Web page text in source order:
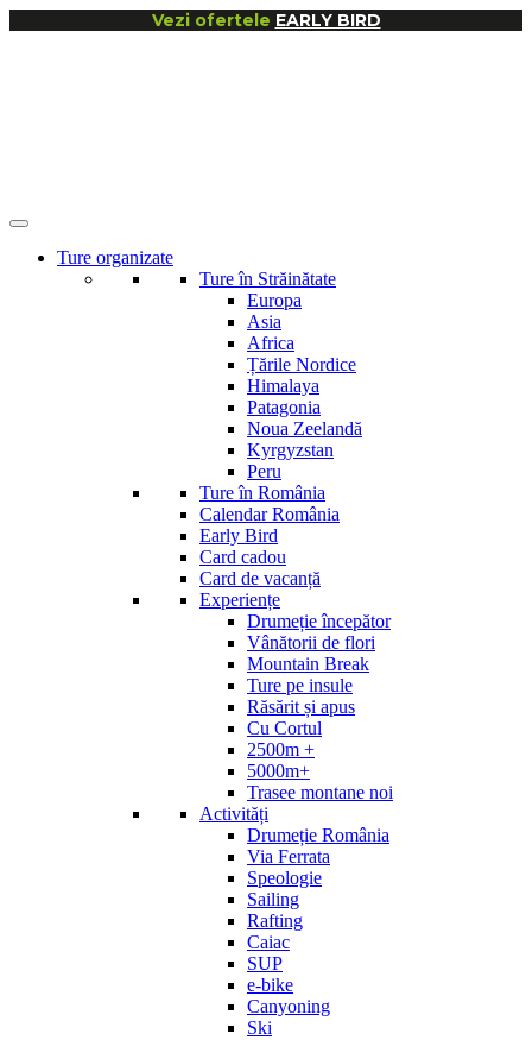
Vezi ofertele EARLY BIRD
Ture organizate
Ture în Străinătate
Europa
Asia
Africa
Țările Nordice
Himalaya
Patagonia
Noua Zeelandă
Kyrgyzstan
Peru
Ture în România
Calendar România
Early Bird
Card cadou
Card de vacanță
Experiențe
Drumeție începător
Vânătorii de flori
Mountain Break
Ture pe insule
Răsărit și apus
Cu Cortul
2500m +
5000m+
Trasee montane noi
Activități
Drumeție România
Via Ferrata
Speologie
Sailing
Rafting
Caiac
SUP
e-bike
Canyoning
Ski